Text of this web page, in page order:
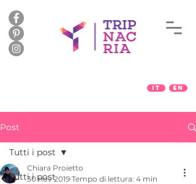
Post
Tutti i post
Tutti i post
Chiara Proietto
30 nov 2019 Tempo di lettura: 4 min
IT EN